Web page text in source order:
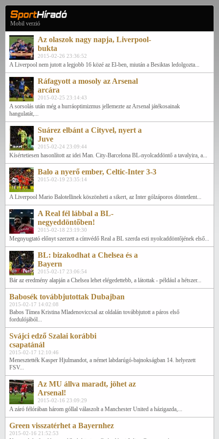
Mobil verzió
Az olaszok nagy napja, Liverpool-
bukta
2015-02-26 23:36:52
A Liverpool nem jutott a legjobb 16 közé az El-ben, miután a Besiktas ledolgozta...
Ráfagyott a mosoly az Arsenal
arcára
2015-02-25 23:14:43
A sorsolás után még a hurráoptimizmus jellemezte az Arsenal játékosainak
hangulatát,...
Suárez elbánt a Cityvel, nyert a
Juve
2015-02-24 23:09:44
Kísértetiesen hasonlított az idei Man. City-Barcelona BL-nyolcaddöntő a tavalyira, a...
Balo a nyerő ember, Celtic-Inter 3-3
2015-02-19 23:35:14
A Liverpool Mario Balotellinek köszönheti a sikert, az Inter gólzáporos döntetlent...
A Real fél lábbal a BL-
negyeddöntőben!
2015-02-18 23:19:30
Megnyugtató előnyt szerzett a címvédő Real a BL szerda esti nyolcaddöntőjének első...
BL: bizakodhat a Chelsea és a
Bayern
2015-02-17 23:06:54
Bár az eredmény alapján a Chelsea lehet elégedettebb, a látottak - például a hétszer...
Babosék továbbjutottak Dubajban
2015-02-17 14:02:08
Babos Tímea Kristina Mladenoviccsal az oldalán továbbjutott a páros első
fordulójából...
Svájci edző Szalai korábbi
csapatánál
2015-02-17 12:10:46
Menesztették Kasper Hjulmandot, a német labdarúgó-bajnokságban 14. helyezett
FSV...
Az MU állva maradt, jöhet az
Arsenal!
2015-02-16 23:09:29
A záró félórában három góllal válaszolt a Manchester United a házigazda,...
Green visszatérhet a Bayernhez
2015-02-16 21:52:53